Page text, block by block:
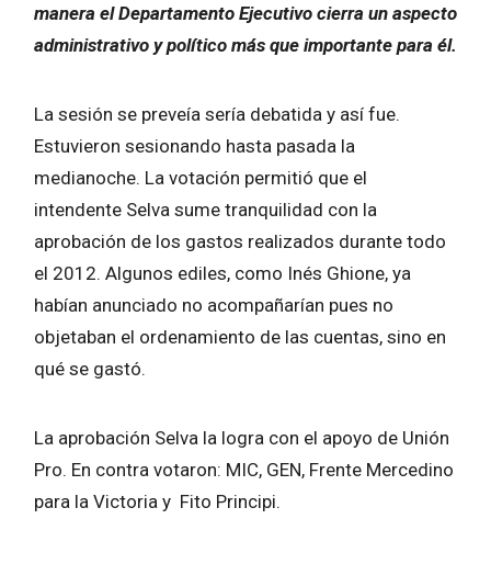
manera el Departamento Ejecutivo cierra un aspecto
administrativo y político más que importante para él.
La sesión se preveía sería debatida y así fue.
Estuvieron sesionando hasta pasada la
medianoche. La votación permitió que el
intendente Selva sume tranquilidad con la
aprobación de los gastos realizados durante todo
el 2012. Algunos ediles, como Inés Ghione, ya
habían anunciado no acompañarían pues no
objetaban el ordenamiento de las cuentas, sino en
qué se gastó.
La aprobación Selva la logra con el apoyo de Unión
Pro. En contra votaron: MIC, GEN, Frente Mercedino
para la Victoria y Fito Principi.